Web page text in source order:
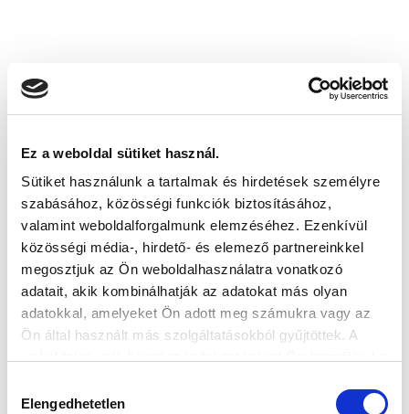
Ez a weboldal sütiket használ.
Sütiket használunk a tartalmak és hirdetések személyre
szabásához, közösségi funkciók biztosításához,
valamint weboldalforgalmunk elemzéséhez. Ezenkívül
közösségi média-, hirdető- és elemező partnereinkkel
megosztjuk az Ön weboldalhasználatra vonatkozó
adatait, akik kombinálhatják az adatokat más olyan
adatokkal, amelyeket Ön adott meg számukra vagy az
Ön által használt más szolgáltatásokból gyűjtöttek. A
kiválasztása
Elengedhetetlen
KÖVETKEZŐ MÉRKŐZÉS
SIÓFOK VÁROSI STADION
BFC SIÓFOK
VS
MTK BUDAPEST II
MTK BUDAPEST HÍRLEVÉL
Ne maradjon le egy eseményről sem! Iratkozzon fel ingyenes
hírlevelünkre: